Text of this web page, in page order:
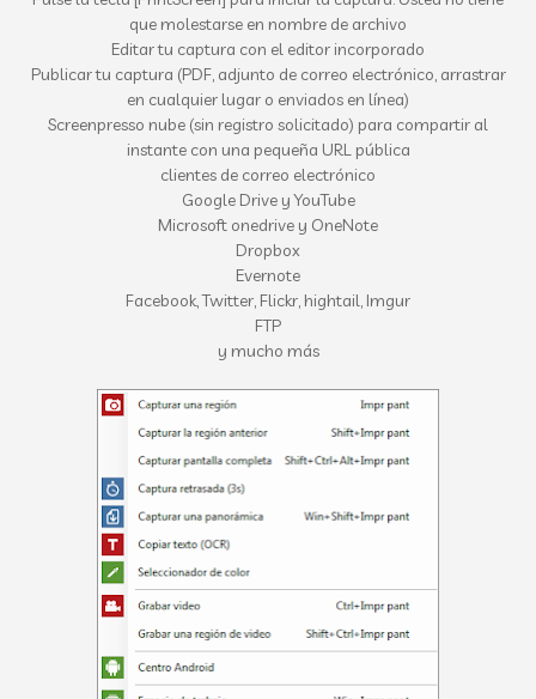
que molestarse en nombre de archivo
Editar tu captura con el editor incorporado
Publicar tu captura (PDF, adjunto de correo electrónico, arrastrar
en cualquier lugar o enviados en línea)
Screenpresso nube (sin registro solicitado) para compartir al
instante con una pequeña URL pública
clientes de correo electrónico
Google Drive y YouTube
Microsoft onedrive y OneNote
Dropbox
Evernote
Facebook, Twitter, Flickr, hightail, Imgur
FTP
y mucho más